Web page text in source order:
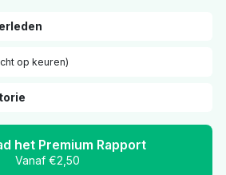
op keuren)
het Premium Rapport
Vanaf €2,50